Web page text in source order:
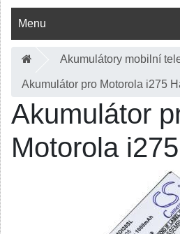
Menu
Akumulátory mobilní
Akumulátor pro Motorola i275
Akumulátor
Motorola